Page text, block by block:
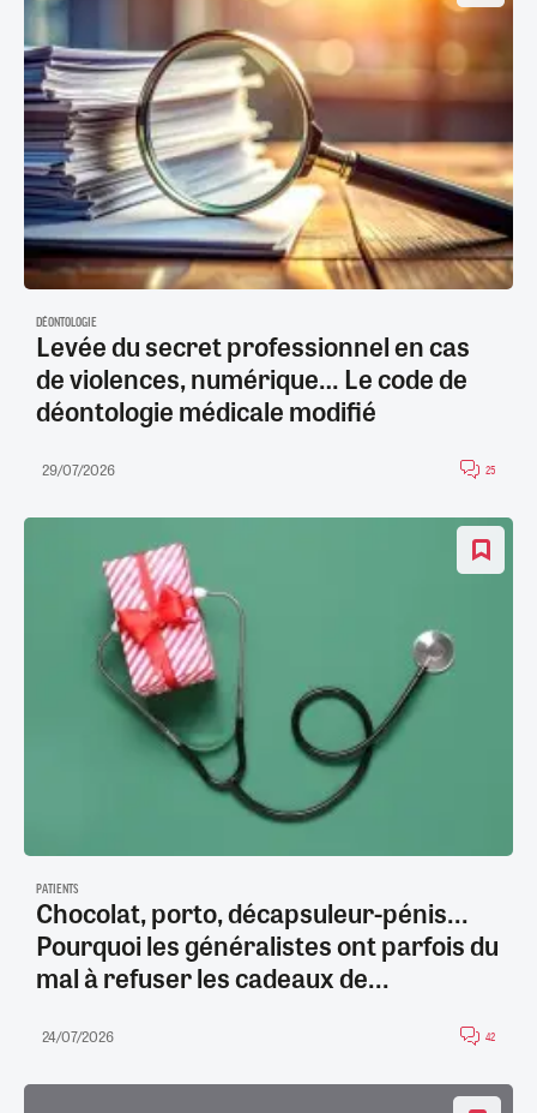
DÉONTOLOGIE
Levée du secret professionnel en cas
de violences, numérique… Le code de
déontologie médicale modifié
29/07/2026 25
PATIENTS
Chocolat, porto, décapsuleur-pénis...
Pourquoi les généralistes ont parfois du
mal à refuser les cadeaux de...
24/07/2026 42